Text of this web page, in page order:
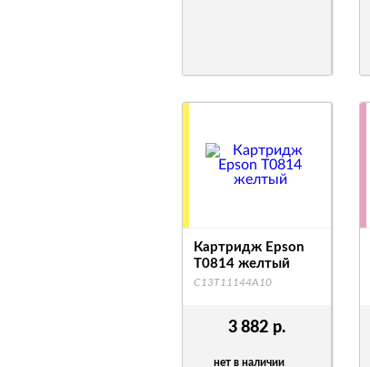
3 882 р.
нет в наличии
Картридж Epson
T0814 желтый
C13T11144A10